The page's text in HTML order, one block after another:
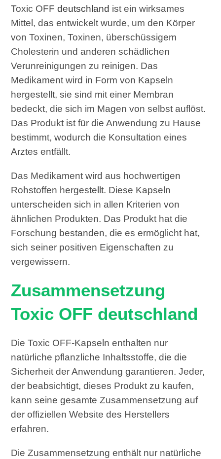
Toxic OFFdeutschland ist ein wirksames
Mittel, das entwickelt wurde, um den Körper
von Toxinen, Toxinen, überschüssigem
Cholesterin und anderen schädlichen
Verunreinigungen zu reinigen. Das
Medikament wird in Form von Kapseln
hergestellt, sie sind mit einer Membran
bedeckt, die sich im Magen von selbst auflöst.
Das Produkt ist für die Anwendung zu Hause
bestimmt, wodurch die Konsultation eines
Arztes entfällt.
Das Medikament wird aus hochwertigen
Rohstoffen hergestellt. Diese Kapseln
unterscheiden sich in allen Kriterien von
ähnlichen Produkten. Das Produkt hat die
Forschung bestanden, die es ermöglicht hat,
sich seiner positiven Eigenschaften zu
vergewissern.
Zusammensetzung
Toxic OFF deutschland
Die Toxic OFF-Kapseln enthalten nur
natürliche pflanzliche Inhaltsstoffe, die die
Sicherheit der Anwendung garantieren. Jeder,
der beabsichtigt, dieses Produkt zu kaufen,
kann seine gesamte Zusammensetzung auf
der offiziellen Website des Herstellers
erfahren.
Die Zusammensetzung enthält nur natürliche